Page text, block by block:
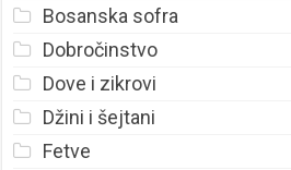
Bosanska sofra
Dobročinstvo
Dove i zikrovi
Džini i šejtani
Fetve